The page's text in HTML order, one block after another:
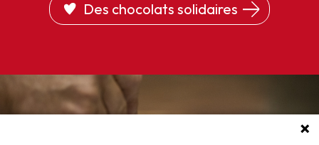
Des chocolats solidaires